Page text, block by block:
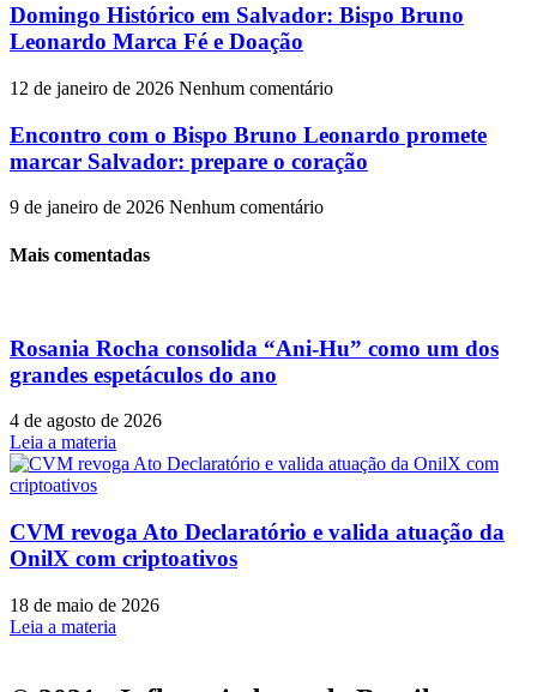
Domingo Histórico em Salvador: Bispo Bruno
Leonardo Marca Fé e Doação
12 de janeiro de 2026 Nenhum comentário
Encontro com o Bispo Bruno Leonardo promete
marcar Salvador: prepare o coração
9 de janeiro de 2026 Nenhum comentário
Mais comentadas
Rosania Rocha consolida “Ani-Hu” como um dos
grandes espetáculos do ano
4 de agosto de 2026
Leia a materia
CVM revoga Ato Declaratório e valida atuação da
OnilX com criptoativos
18 de maio de 2026
Leia a materia